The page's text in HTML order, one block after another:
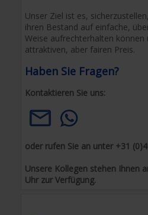
Unser Ziel ist es,
ihren Bestand auf einfache,
Weise aufrechterhalten können
attraktiven, aber fairen Preis.
Haben Sie Fragen?
Kontaktieren Sie uns:
oder rufen Sie an unter +31
Unsere Kollegen stehen Ihnen
Uhr zur Verfügung.